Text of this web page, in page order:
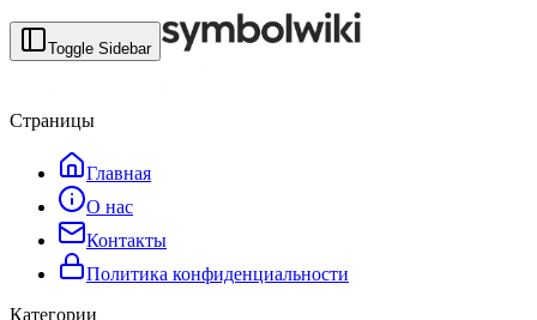
Toggle Sidebar
Страницы
Главная
О нас
Контакты
Политика конфиденциальности
Категории